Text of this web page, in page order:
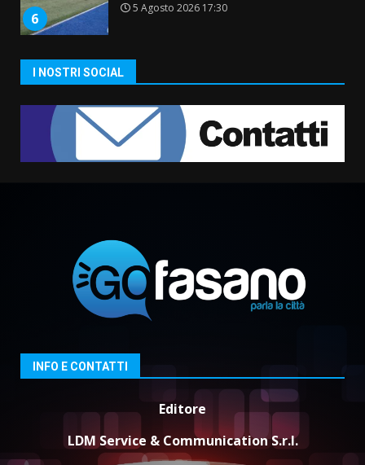
6
5 Agosto 2026 17:30
Truffatori in azione nelle
5 Agosto 2026 11:03
Carta d’identità: continua il piano
di aperture straordinarie del
Comune di Fasano
6 Agosto 2026 14:16
Grazia Neglia, coordinatrice
cittadina di Fratelli d’Italia,
pronta a tornare in Consiglio
comunale
6 Agosto 2026 08:00
I NOSTRI SOCIAL
INFO E CONTATTI
Editore
LDM Service & Communication S.r.l.